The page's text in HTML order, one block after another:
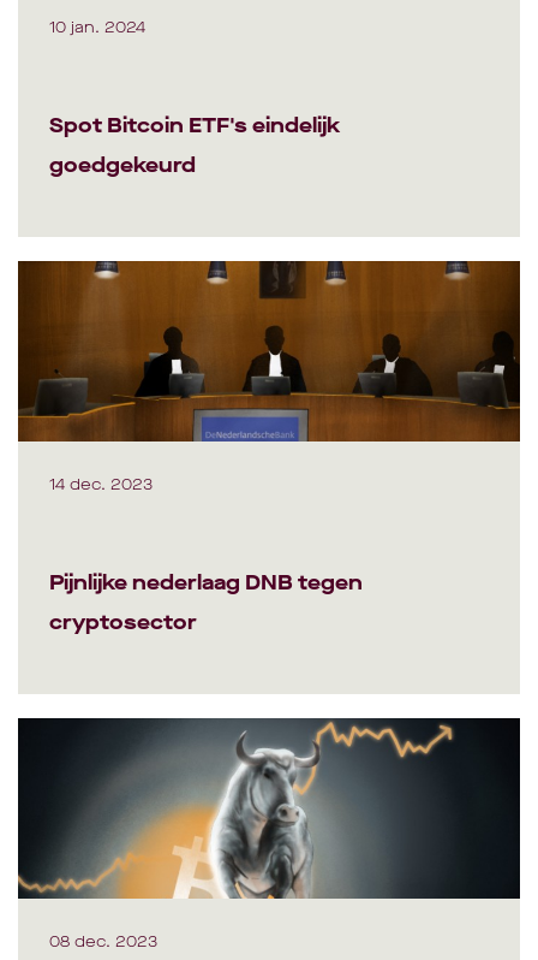
10 jan. 2024
Spot Bitcoin ETF's eindelijk
goedgekeurd
14 dec. 2023
Pijnlijke nederlaag DNB tegen
cryptosector
08 dec. 2023